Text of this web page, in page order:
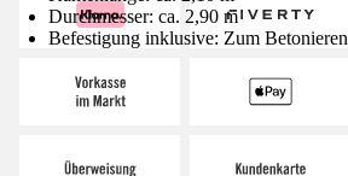
Durchmesser: ca. 2,90 m
Befestigung inklusive: Zum Betonieren